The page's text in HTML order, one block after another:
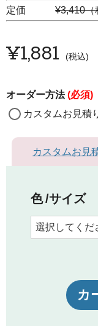
定価 ¥3,410（
¥1,881 税込
オーダー方法(必須)
カスタムお見積
カスタムお見
色 サイズ
カ